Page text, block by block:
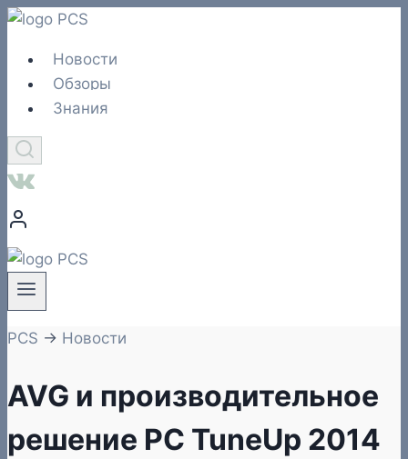
Перейти
содержимому
Новости
Обзоры
Знания
PCS → Новости
AVG и производительное
решение PC TuneUp 2014